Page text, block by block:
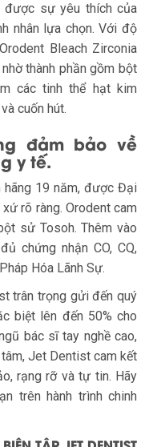
được sự yêu thích của
nhân lựa chọn. Với độ
Bleach Zirconia
thành phần gồm bột
các tinh thể hạt kim
cuốn hút.
đảm bảo về
y tế.
hãng 19 năm, được Đại
rõ ràng. Orodent cam
sử Tosoh. Thêm vào
chứng nhận CO, CQ,
Hóa Lãnh Sự.
trân trọng gửi đến quý
biệt lên đến 50% cho
bác sĩ tay nghề cao,
Jet Dentist cam kết
rạng rỡ và tự tin. Hãy
trên hành trình chinh